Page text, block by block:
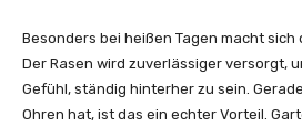
Besonders bei heißen Tagen macht sich
Der Rasen wird zuverlässiger versorgt,
Gefühl, ständig hinterher zu sein.
Ohren hat, ist das ein echter Vorteil.